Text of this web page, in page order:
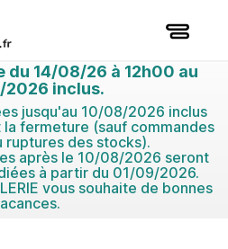
du 14/08/26 à 12h00 au
inclus.
jusqu'au 10/08/2026 inclus
fermeture (sauf commandes
ruptures des stocks).
après le 10/08/2026 seront
à partir du 01/09/2026.
vous souhaite de bonnes